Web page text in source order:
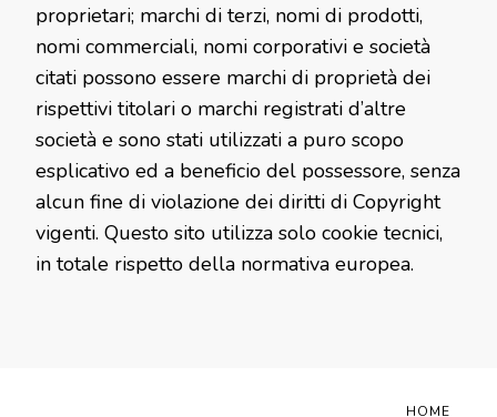
proprietari; marchi di terzi, nomi di prodotti,
nomi commerciali, nomi corporativi e società
citati possono essere marchi di proprietà dei
rispettivi titolari o marchi registrati d’altre
società e sono stati utilizzati a puro scopo
esplicativo ed a beneficio del possessore, senza
alcun fine di violazione dei diritti di Copyright
vigenti. Questo sito utilizza solo cookie tecnici,
in totale rispetto della normativa europea.
HOME